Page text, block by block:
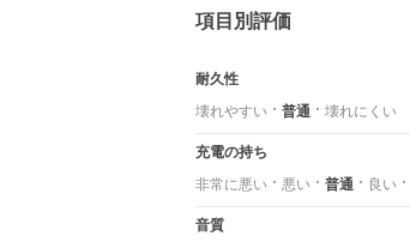
項目別評価
耐久性
壊れやすい
普通 壊れにくい
充電の持ち
非常に悪い
悪い 普通 良い
音質